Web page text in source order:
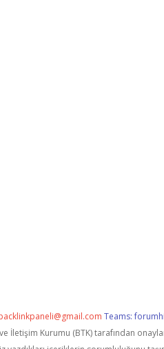
Teams:
İletişim Kurumu (BTK) tarafından